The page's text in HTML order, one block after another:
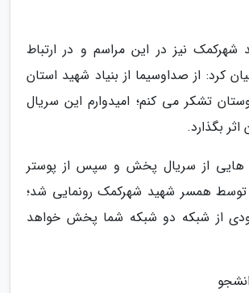
شهرکمک نیز در این مراسم و در ارتباط
کرد: از صداوسیما از بنیاد شهید استان
تشکر می کنم؛ امیدوارم این سریال
بگذارد.
از سریال پخش و سپس از پوستر
همسر شهید شهرکمک رونمایی شد؛
از شبکه دو شبکه شما پخش خواهد